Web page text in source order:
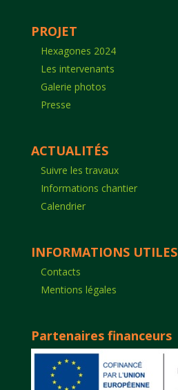
PROJET
Hexagones 2024
Les intervenants
Galerie photos
Presse
ACTUALITÉS
Suivre les travaux
Informations chantier
Calendrier
INFORMATIONS UTILES
Contacts
Mentions légales
Partenaires financeurs